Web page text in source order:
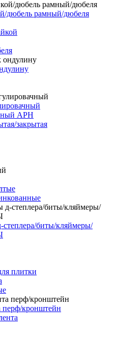
дюбель рамный/дюбеля
АРН
закрытая
степлера/биты/кляймеры/
плитки
перф/кронштейн